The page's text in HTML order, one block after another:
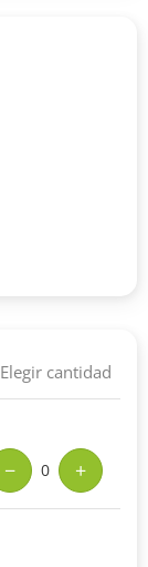
Elegir cantidad
− 0 +